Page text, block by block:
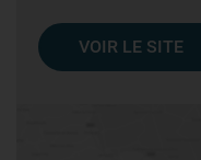
VOIR LE SITE